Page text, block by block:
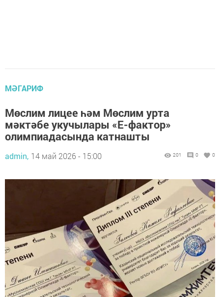
МӘГАРИФ
Мөслим лицее һәм Мөслим урта
мәктәбе укучылары «Е-фактор»
олимпиадасында катнашты
admin, 14 май 2026 - 15:00 201 0 0